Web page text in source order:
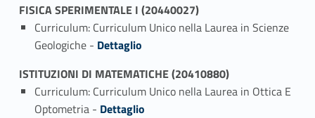
FISICA SPERIMENTALE I (20440027)
Curriculum: Curriculum Unico nella Laurea in Scienze
Geologiche - Link identifier #identifier_person_168726-1
Dettaglio
ISTITUZIONI DI MATEMATICHE (20410880)
Curriculum: Curriculum Unico nella Laurea in Ottica E
Optometria - Link identifier #identifier_person_119389-1
Dettaglio